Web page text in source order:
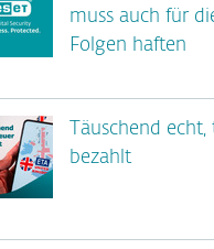
muss auch für
Folgen haften
Täuschend
bezahlt